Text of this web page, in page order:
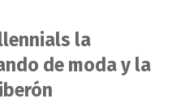
la
de moda y la